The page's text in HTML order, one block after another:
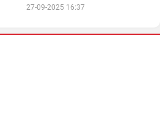
27-09-2025 16:37